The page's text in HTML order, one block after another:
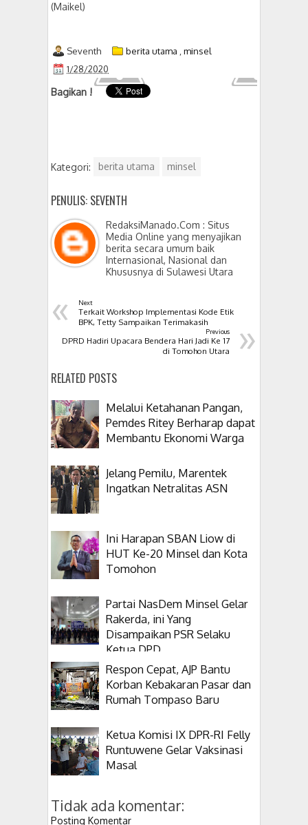
(Maikel)
Seventh berita utama
minsel
1/28/2020
Bagikan !
Kategori: berita utama minsel
PENULIS: SEVENTH
RedaksiManado.Com : Situs
Media Online yang menyajikan
berita secara umum baik
Internasional, Nasional dan
Khususnya di Sulawesi Utara
« Next
Terkait Workshop Implementasi Kode Etik
BPK, Tetty Sampaikan Terimakasih
»
Previous
DPRD Hadiri Upacara Bendera Hari Jadi Ke 17
di Tomohon Utara
RELATED POSTS
Melalui Ketahanan Pangan,
Pemdes Ritey Berharap dapat
Membantu Ekonomi Warga
Jelang Pemilu, Marentek
Ingatkan Netralitas ASN
Ini Harapan SBAN Liow di
HUT Ke-20 Minsel dan Kota
Tomohon
Partai NasDem Minsel Gelar
Rakerda, ini Yang
Disampaikan PSR Selaku
Ketua DPD
Respon Cepat, AJP Bantu
Korban Kebakaran Pasar dan
Rumah Tompaso Baru
Ketua Komisi IX DPR-RI Felly
Runtuwene Gelar Vaksinasi
Masal
Tidak ada komentar:
Posting Komentar